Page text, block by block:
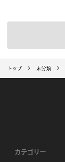
トップ 未分類
カテゴリー